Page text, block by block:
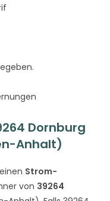
Dornburg
Anhalt)
Strom-
von 39264